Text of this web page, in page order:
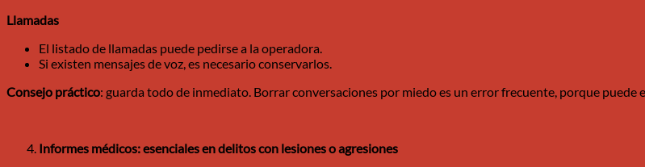
Llamadas
El listado de llamadas puede pedirse a la operadora.
Si existen mensajes de voz, es necesario conservarlos.
Consejo práctico: guarda todo de inmediato. Borrar conversaciones por miedo es un error frecuente, porque puede
Informes médicos: esenciales en delitos con lesiones o agresiones